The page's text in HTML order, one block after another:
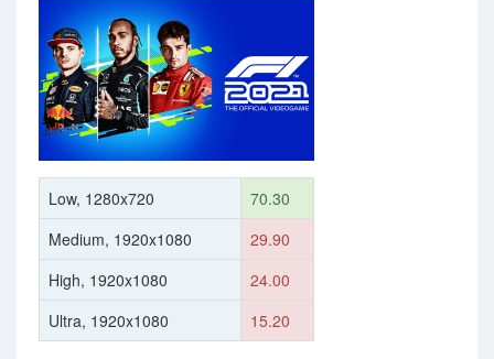
Low, 1280x720
70.30
Medium, 1920x1080
29.90
High, 1920x1080
24.00
Ultra, 1920x1080
15.20